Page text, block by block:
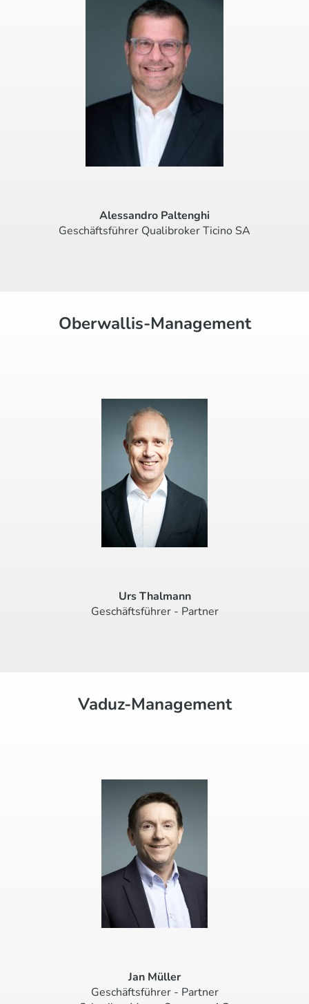
Alessandro Paltenghi
Geschäftsführer Qualibroker Ticino SA
Oberwallis-Management
Urs Thalmann
Geschäftsführer - Partner
Vaduz-Management
Jan Müller
Geschäftsführer - Partner